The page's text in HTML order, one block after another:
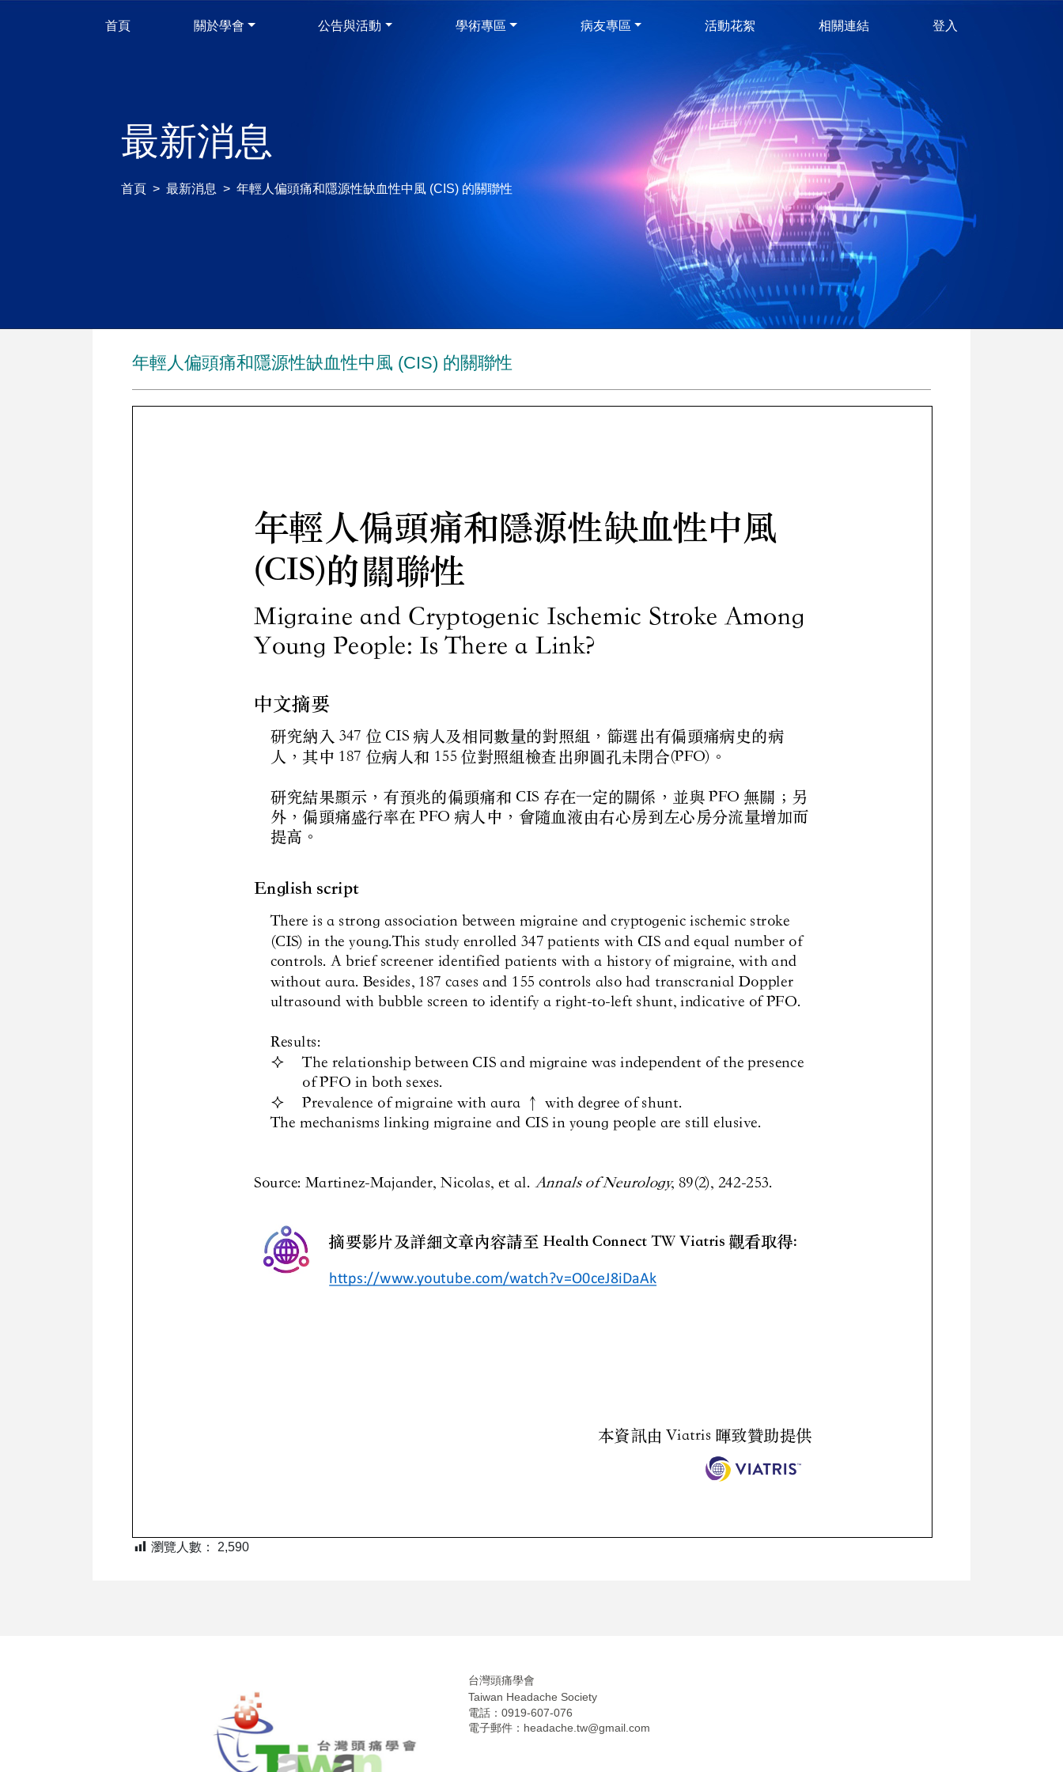
首頁 關於學會 公告與活動 學術專區 病友專區 活動花絮 相關連結 登入
最新消息
首頁 最新消息 年輕人偏頭痛和隱源性缺血性中風 (CIS) 的關聯性
年輕人偏頭痛和隱源性缺血性中風 (CIS) 的關聯性
瀏覽人數： 2,590
台灣頭痛學會
Taiwan Headache Society
電話：0919-607-076
電子郵件： headache.tw@gmail.com